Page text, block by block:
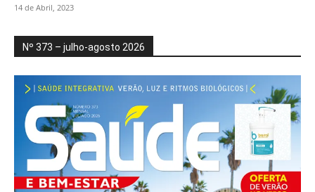
14 de Abril, 2023
Nº 373 – julho-agosto 2026